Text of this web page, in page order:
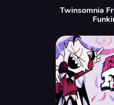
Twinsomnia